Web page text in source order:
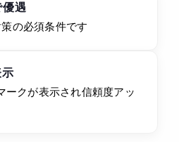
優遇
策の必須条件です
ークが表示され信頼度アッ